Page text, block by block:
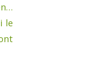
le